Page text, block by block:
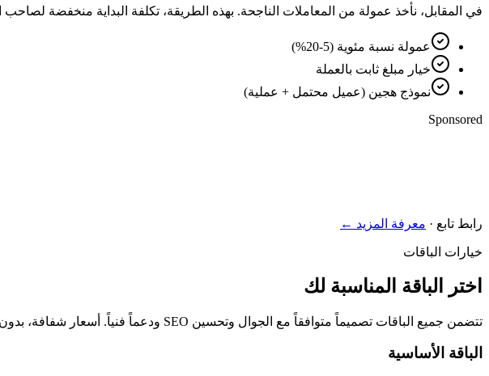
في المقابل، نأخذ عمولة من المعاملات الناجحة. بهذه الطريقة، تكلفة البداية منخفضة لصاحب
عمولة نسبة مئوية (5-20%)
خيار مبلغ ثابت بالعملة
نموذج هجين (عميل محتمل + عملية)
Sponsored
رابط تابع · معرفة المزيد ←
خيارات الباقات
اختر الباقة المناسبة لك
تتضمن جميع الباقات تصميماً متوافقاً مع الجوال وتحسين SEO ودعماً فنياً. أسعار شفافة، بدون تكاليف مخفية.
الباقة الأساسية